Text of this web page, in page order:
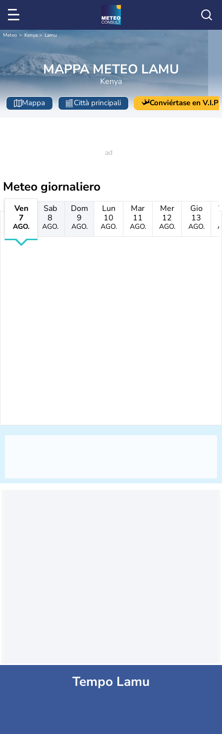
Meteo Kenya Lamu
MAPPA METEO LAMU
Kenya
Mappa Città principali Conviértase en V.I.P
Meteo giornaliero
Ven
7
AGO.
Sab
8
AGO.
Dom
9
AGO.
Lun
10
AGO.
Mar
11
AGO.
Mer
12
AGO.
Gio
13
AGO.
Tempo Lamu